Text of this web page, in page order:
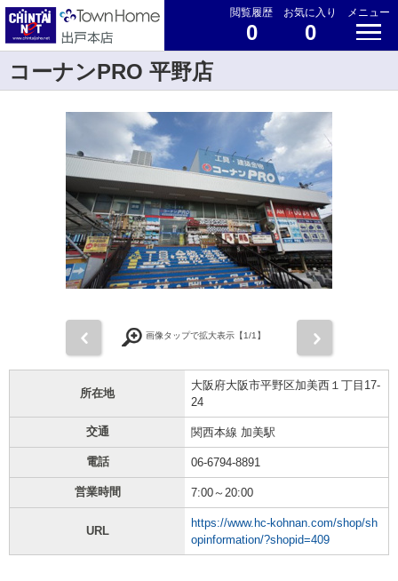
閲覧履歴
0
お気に入り
0
メニュー
コーナンPRO 平野店
画像タップで拡大表示【1/1】
所在地
大阪府大阪市平野区加美西１丁目17-
24
交通 関西本線 加美駅
電話 06-6794-8891
営業時間 7:00～20:00
URL
https://www.hc-kohnan.com/shop/sh
opinformation/?shopid=409